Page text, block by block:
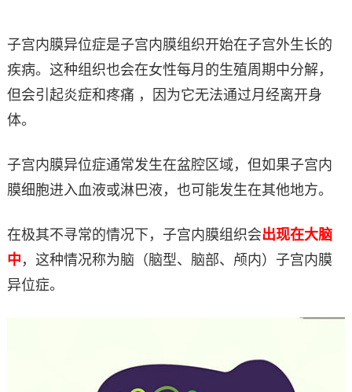
子宫内膜异位症是子宫内膜组织开始在子宫外生长的
疾病。这种组织也会在女性每月的生殖周期中分解，
但会引起炎症和疼痛 ，因为它无法通过月经离开身
体。
子宫内膜异位症通常发生在盆腔区域，但如果子宫内
膜细胞进入血液或淋巴液，也可能发生在其他地方。
在极其不寻常的情况下，子宫内膜组织会出现在大脑
中 ，这种情况称为脑（脑型、脑部、颅内）子宫内膜
异位症。